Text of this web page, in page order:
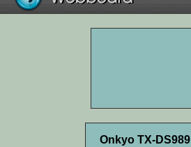
Onkyo TX-DS989